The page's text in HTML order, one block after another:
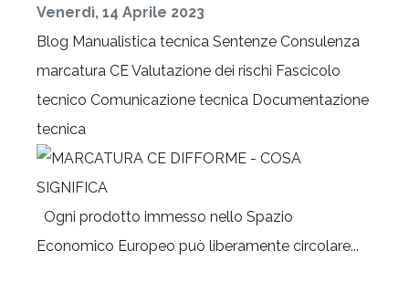
Venerdì, 14 Aprile 2023
Blog Manualistica tecnica Sentenze Consulenza
marcatura CEValutazione dei rischi Fascicolo
tecnico Comunicazione tecnica Documentazione
tecnica
Ogni prodotto immesso nello Spazio
Economico Europeo può liberamente circolare...